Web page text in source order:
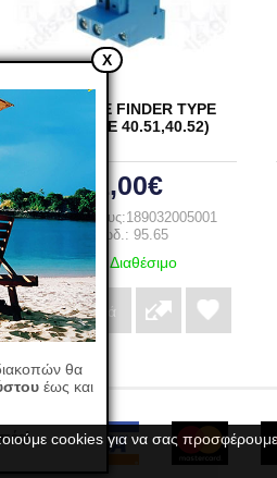
ΒΑΣΗ ΡΕΛΕ FINDER ΤΥΡΕ
95.65(ΡΕΛΕ 40.51,40.52)
11,00€
Κωδικός είδους:189032005001
B. Κωδ.: 95.65
Διαθέσιμο
Αγορά
cookies για να σας προσφέρουμε
X
θα
έως και